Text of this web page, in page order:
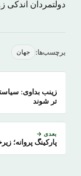
دولتمردان اندکی
برچسب‌ها: جهان
زینب بداوی:
تر شوند
بعدی →
پارکینگ پروانه؛